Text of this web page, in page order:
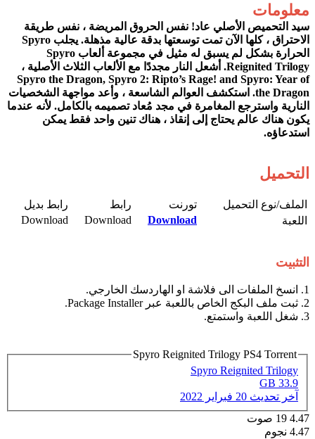
معلومات
سيد التحميص الأصلي عاد! نفس الحروق المريضة ، نفس طريقة
الاحتراق ، كلها الآن تمت توسعتها بدقة عالية مذهلة. يجلب Spyro
الحرارة بشكل لم يسبق له مثيل في مجموعة ألعاب Spyro
Reignited Trilogy. أشعل النار مجددًا مع الألعاب الثلاث الأصلية ،
Spyro the Dragon, Spyro 2: Ripto’s Rage! and Spyro: Year of
the Dragon. استكشف العوالم الشاسعة ، وأعد مواجهة الشخصيات
النارية واسترجع المغامرة في مجد مُعاد تصميمه بالكامل. لأنه عندما
يكون هناك عالم يحتاج إلى إنقاذ ، هناك تنين واحد فقط يمكن
استدعاؤه.
التحميل
الملف/نوع التحميل​ تورنت​ رابط​
رابط بديل​
اللعبة​
Download
Download​
Download​
التثبيت
1. انسخ الملفات الى فلاشة او الهاردسك الخارجي.
2. ثبت ملف البكج الخاص باللعبة عبر Package Installer.
3. شغل اللعبة واستمتع.
Spyro Reignited Trilogy PS4 Torrent
Spyro Reignited Trilogy
33.9 GB
آخر تحديث 20 فبراير 2022
4.47
19 صوت
4.47 نجوم